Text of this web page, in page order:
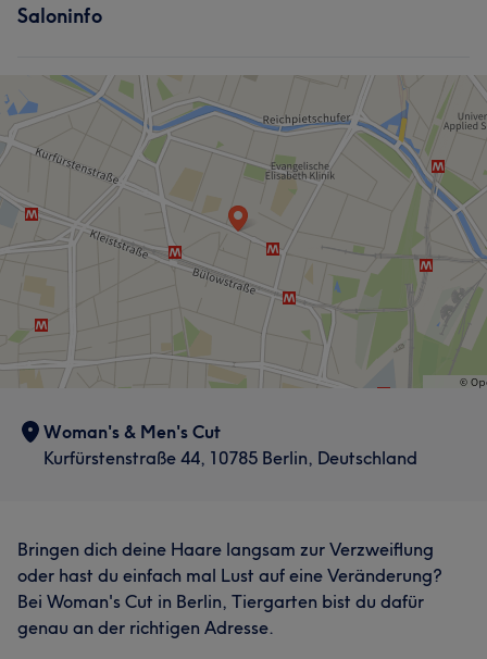
Saloninfo
Woman's & Men's Cut
Kurfürstenstraße 44, 10785 Berlin, Deutschland
Bringen dich deine Haare langsam zur Verzweiflung
oder hast du einfach mal Lust auf eine Veränderung?
Bei Woman's Cut in Berlin, Tiergarten bist du dafür
genau an der richtigen Adresse.